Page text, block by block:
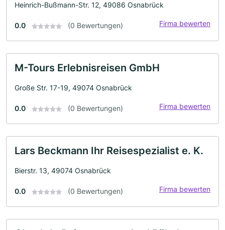
Heinrich-Bußmann-Str. 12, 49086 Osnabrück
0.0 (0 Bewertungen) Firma bewerten
M-Tours Erlebnisreisen GmbH
Große Str. 17-19, 49074 Osnabrück
0.0 (0 Bewertungen) Firma bewerten
Lars Beckmann Ihr Reisespezialist e. K.
Bierstr. 13, 49074 Osnabrück
0.0 (0 Bewertungen) Firma bewerten